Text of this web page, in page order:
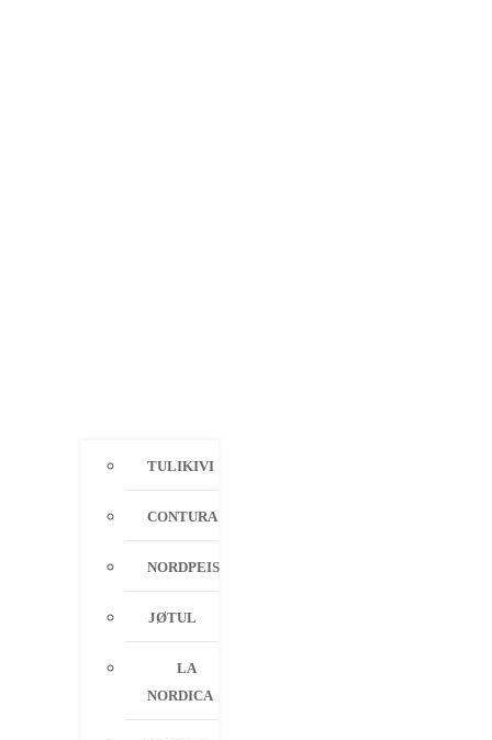
TULIKIVI
CONTURA
NORDPEIS
JØTUL
LA
NORDICA